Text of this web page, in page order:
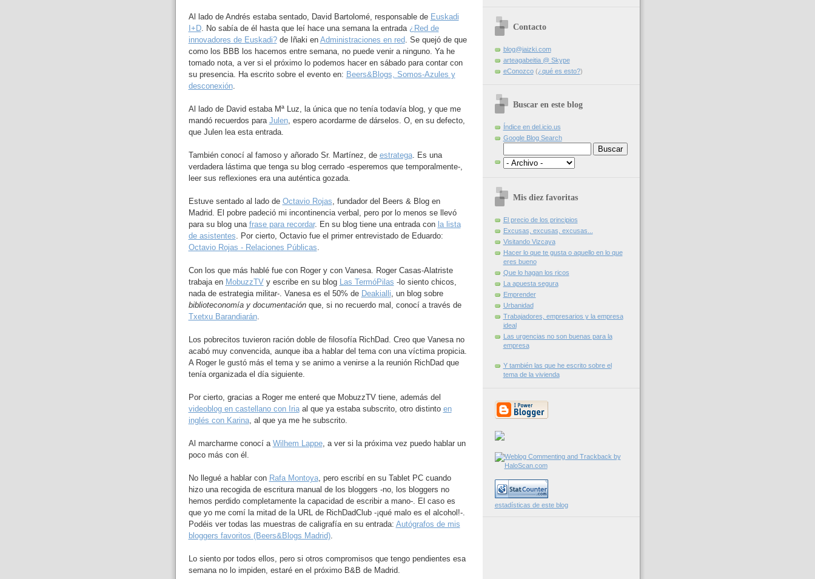
Al lado de Andrés estaba sentado, David Bartolomé, responsable de Euskadi
I+D. No sabía de él hasta que leí hace una semana la entrada ¿Red de
innovadores de Euskadi?de Iñaki en Administraciones en red. Se quejó de que
como los BBB los hacemos entre semana, no puede venir a ninguno. Ya he
tomado nota, a ver si el próximo lo podemos hacer en sábado para contar con
su presencia. Ha escrito sobre el evento en: Beers&Blogs, Somos-Azules y
desconexión.
Al lado de David estaba Mª Luz, la única que no tenía todavía blog, y que me
mandó recuerdos para Julen, espero acordarme de dárselos. O, en su defecto,
que Julen lea esta entrada.
También conocí al famoso y añorado Sr. Martínez, de estratega. Es una
verdadera lástima que tenga su blog cerrado -esperemos que temporalmente-,
leer sus reflexiones era una auténtica gozada.
Estuve sentado al lado de Octavio Rojas , fundador del Beers & Blog en
Madrid. El pobre padeció mi incontinencia verbal, pero por lo menos se llevó
para su blog una frase para recordar. En su blog tiene una entrada con la lista
de asistentes . Por cierto, Octavio fue el primer entrevistado de Eduardo:
Octavio Rojas - Relaciones Públicas
Con los que más hablé fue con Roger y con Vanesa. Roger Casas-Alatriste
trabaja en MobuzzTVy escribe en su blog Las TermóPilas -lo siento chicos,
nada de estrategia militar-. Vanesa es el 50% de Deakialli , un blog sobre
biblioteconomía y documentaciónque, si no recuerdo mal, conocí a través de
Txetxu Barandiarán.
Los pobrecitos tuvieron ración doble de filosofía RichDad. Creo que Vanesa no
acabó muy convencida, aunque iba a hablar del tema con una víctima propicia.
A Roger le gustó más el tema y se animo a venirse a la reunión RichDad que
tenía organizada el día siguiente.
Por cierto, gracias a Roger me enteré que MobuzzTV tiene, además del
videoblog en castellano con Iriaal que ya estaba subscrito, otro distinto en
inglés con Karina, al que ya me he subscrito.
Al marcharme conocí a Wilhem Lappe, a ver si la próxima vez puedo hablar un
poco más con él.
No llegué a hablar con Rafa Montoya, pero escribí en su Tablet PC cuando
hizo una recogida de escritura manual de los bloggers -no, los bloggers no
hemos perdido completamente la capacidad de escribir a mano-. El caso es
que yo me comí la mitad de la URL de RichDadClub -¡qué malo es el alcohol!-.
Podéis ver todas las muestras de caligrafía en su entrada: Autógrafos de mis
bloggers favoritos (Beers&Blogs Madrid).
Lo siento por todos ellos, pero si otros compromisos que tengo pendientes esa
semana no lo impiden, estaré en el próximo B&B de Madrid.
Contacto
blog@jaizki.com
arteagabeitia @ Skype
eConozco(¿qué es esto?)
Buscar en este blog
Índice en del.icio.us
Google Blog Search
Mis diez favoritas
El precio de los principios
Excusas, excusas, excusas...
Visitando Vizcaya
Hacer lo que te gusta o aquello en lo que
eres bueno
Que lo hagan los ricos
La apuesta segura
Emprender
Urbanidad
Trabajadores, empresarios y la empresa
ideal
Las urgencias no son buenas para la
empresa
Y también las que he escrito sobre el
tema de la vivienda
estadísticas de este blog